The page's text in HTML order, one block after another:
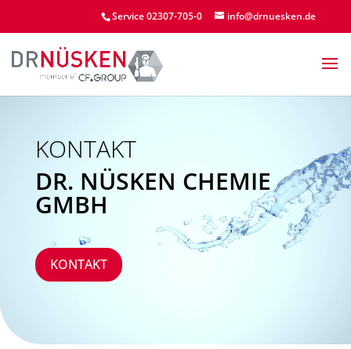
Service 02307-705-0 info@drnuesken.de
KONTAKT
DR. NÜSKEN CHEMIE
GMBH
KONTAKT